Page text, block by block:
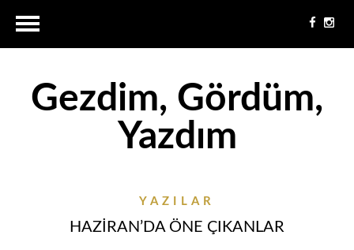
Gezdim, Gördüm,
Yazdım
YAZILAR
HAZİRAN’DA ÖNE ÇIKANLAR